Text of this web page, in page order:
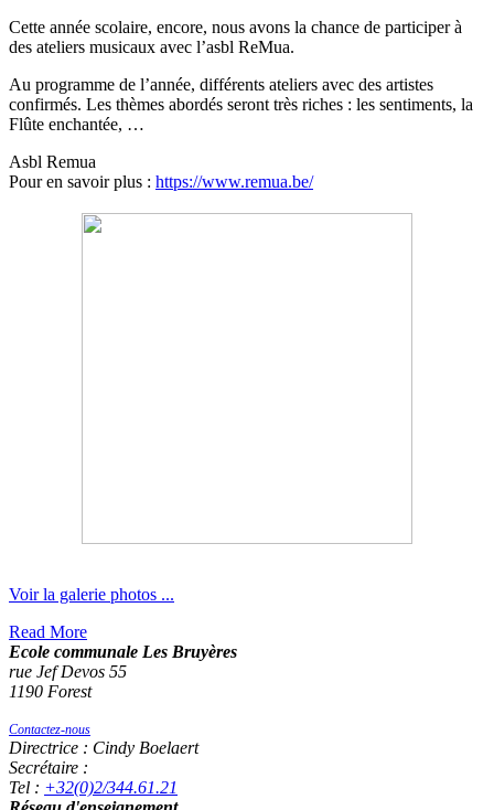
Cette année scolaire, encore, nous avons la chance de participer à
des ateliers musicaux avec l’asbl ReMua.
Au programme de l’année, différents ateliers avec des artistes
confirmés. Les thèmes abordés seront très riches : les sentiments, la
Flûte enchantée, …
Asbl Remua
Pour en savoir plus : https://www.remua.be/
Voir la galerie photos ...
Read More
Ecole communale Les Bruyères
rue Jef Devos 55
1190 Forest
Contactez-nous
Directrice : Cindy Boelaert
Secrétaire :
Tel : +32(0)2/344.61.21